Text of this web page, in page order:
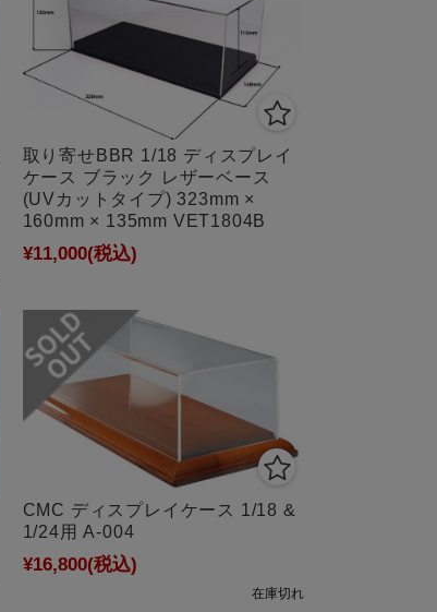
取り寄せBBR 1/18 ディスプレイ
ケース ブラック レザーベース
(UVカットタイプ) 323mm ×
160mm × 135mm VET1804B
¥11,000(税込)
CMC ディスプレイケース 1/18 &
1/24用 A-004
¥16,800(税込)
在庫切れ